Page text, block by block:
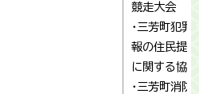
競走大会
・三芳町犯罪
報の住民提
に関する協定
・三芳町消防